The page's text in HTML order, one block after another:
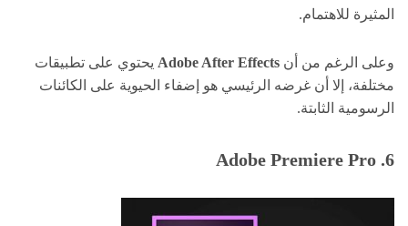
المثيرة للاهتمام.
وعلى الرغم من أن Adobe After Effects يحتوي على تطبيقات
مختلفة، إلا أن غرضه الرئيسي هو إضفاء الحيوية على الكائنات
الرسومية الثابتة.
6. Adobe Premiere Pro